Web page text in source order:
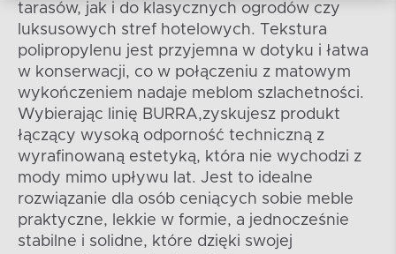
tarasów, jak i do klasycznych ogrodów czy
luksusowych stref hotelowych. Tekstura
polipropylenu jest przyjemna w dotyku i łatwa
w konserwacji, co w połączeniu z matowym
wykończeniem nadaje meblom szlachetności.
Wybierając linię BURRA,zyskujesz produkt
łączący wysoką odporność techniczną z
wyrafinowaną estetyką, która nie wychodzi z
mody mimo upływu lat. Jest to idealne
rozwiązanie dla osób ceniących sobie meble
praktyczne, lekkie w formie, a jednocześnie
stabilne i solidne, które dzięki swojej